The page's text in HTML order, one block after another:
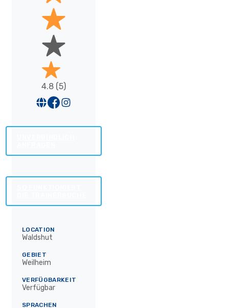
4.8 (5)
LOCATION
Waldshut
GEBIET
Weilheim
VERFÜGBARKEIT
Verfügbar
SPRACHEN